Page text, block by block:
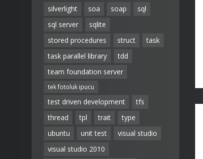
silverlight
soa soap
sql
sql server
sqlite
stored procedures
struct
task
task parallel library
tdd
team foundation server
tek fotoluk ipucu
test driven development
tfs
thread
tpl trait
type
ubuntu
unit test
visual studio
visual studio 2010